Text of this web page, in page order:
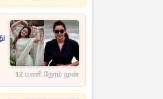
12 மணி நேரம் முன்